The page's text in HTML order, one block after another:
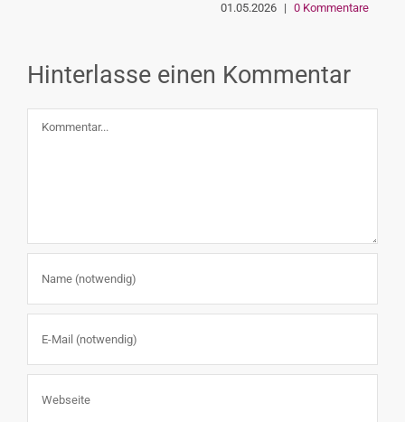
01.05.2026 | 0 Kommentare
Hinterlasse einen Kommentar
Kommentar